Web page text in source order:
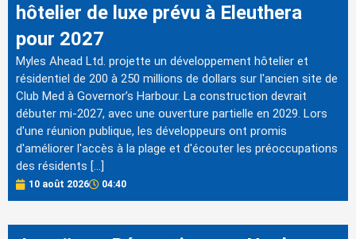
hôtelier de luxe prévu à Eleuthera
pour 2027
Myles Ahead Ltd. projette un développement hôtelier et
résidentiel de 200 à 250 millions de dollars sur l'ancien site de
Club Med à Governor’s Harbour. La construction devrait
débuter mi-2027, avec une ouverture partielle en 2029. Lors
d'une réunion publique, les développeurs ont promis
d'améliorer l'accès à la plage et d'écouter les préoccupations
des résidents […]
10 août 2026 04:40